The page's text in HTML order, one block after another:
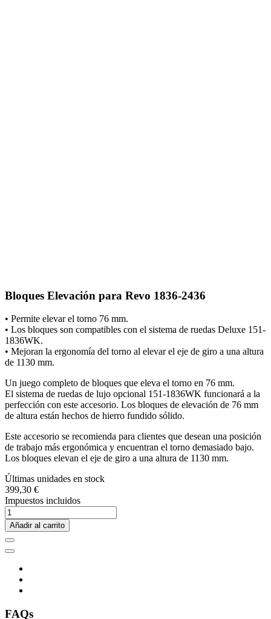
Bloques Elevación para Revo 1836-2436
• Permite elevar el torno 76 mm.
• Los bloques son compatibles con el sistema de ruedas Deluxe 151-
1836WK.
• Mejoran la ergonomía del torno al elevar el eje de giro a una altura
de 1130 mm.
Un juego completo de bloques que eleva el torno en 76 mm.
El sistema de ruedas de lujo opcional 151-1836WK funcionará a la
perfección con este accesorio. Los bloques de elevación de 76 mm
de altura están hechos de hierro fundido sólido.
Este accesorio se recomienda para clientes que desean una posición
de trabajo más ergonómica y encuentran el torno demasiado bajo.
Los bloques elevan el eje de giro a una altura de 1130 mm.
Últimas unidades en stock
399,30 €
Impuestos incluidos
Añadir al carrito
FAQs